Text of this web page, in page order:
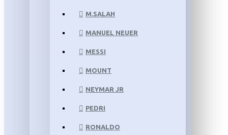
M.SALAH
MANUEL NEUER
MESSI
MOUNT
NEYMAR JR
PEDRI
RONALDO